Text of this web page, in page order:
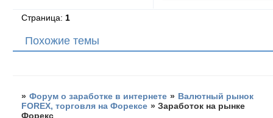
Страница:1
Похожие темы
» Форум о заработке в интернете » Валютный рынок
FOREX, торговля на Форексе »Заработок на рынке
Форекс